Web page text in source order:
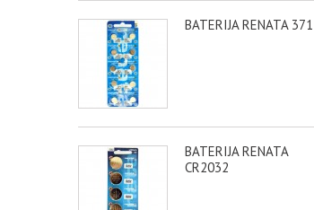
BATERIJA RENATA 371
BATERIJA RENATA
CR2032